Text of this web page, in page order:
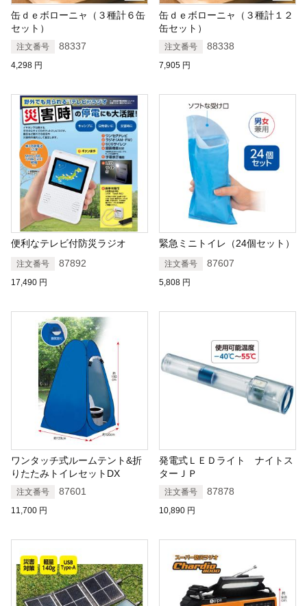
缶ｄｅボローニャ（３種計６缶
セット）
注文番号 88337
4,298 円
缶ｄｅボローニャ（３種計１２
缶セット）
注文番号 88338
7,905 円
便利なテレビ付防災ラジオ
注文番号 87892
17,490 円
緊急ミニトイレ（24個セット）
注文番号 87607
5,808 円
ワンタッチ式ルームテント&折
りたたみトイレセットDX
注文番号 87601
11,700 円
発電式ＬＥＤライト ナイトス
ターＪＰ
注文番号 87878
10,890 円